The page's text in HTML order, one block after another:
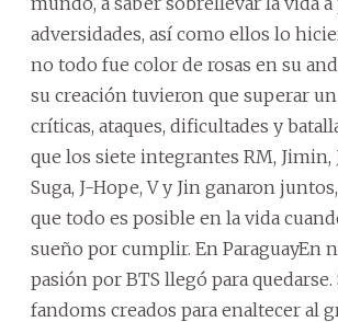
adversidades, así como ellos lo
no todo fue color de rosas en su
su creación tuvieron que superar
críticas, ataques, dificultades y
que los siete integrantes RM, Jimin,
Suga, J-Hope, V y Jin ganaron
que todo es posible en la vida
sueño por cumplir. En ParaguayEn
pasión por BTS llegó para
fandoms creados para enaltecer al